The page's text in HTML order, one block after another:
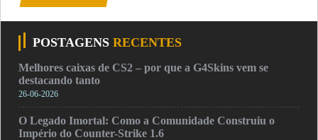
POSTAGENS RECENTES
Melhores caixas de CS2 – por que a G4Skins vem se
destacando tanto
26-06-2026
O Legado Imortal: Como a Comunidade Construiu o
Império do Counter-Strike 1.6